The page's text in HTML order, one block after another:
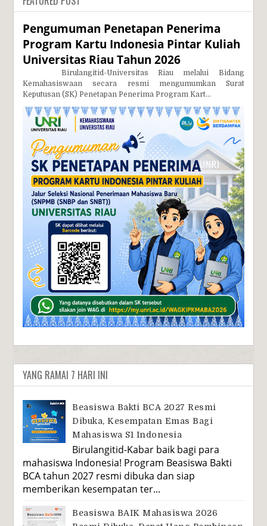
Pengumuman Penetapan Penerima
Program Kartu Indonesia Pintar Kuliah
Universitas Riau Tahun 2026
Birulangitid-Universitas Riau melalui Bidang
Kemahasiswaan secara resmi mengumumkan Surat
Keputusan (SK) Penetapan Penerima Program Kart...
YANG RAMAI 7 HARI INI
Beasiswa Bakti BCA 2027 Resmi
Dibuka, Kesempatan Emas Bagi
Mahasiswa S1 Indonesia
Birulangitid-Kabar baik bagi para
mahasiswa Indonesia! Program Beasiswa Bakti
BCA tahun 2027 resmi dibuka dan siap
memberikan kesempatan ter...
Beasiswa BAIK Mahasiswa 2026